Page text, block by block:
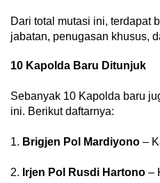
Dari total mutasi ini, terdapat
jabatan, penugasan khusus,
10 Kapolda Baru Ditunjuk
Sebanyak 10 Kapolda baru
ini. Berikut daftarnya:
1. Brigjen Pol Mardiyono –
2. Irjen Pol Rusdi Hartono –